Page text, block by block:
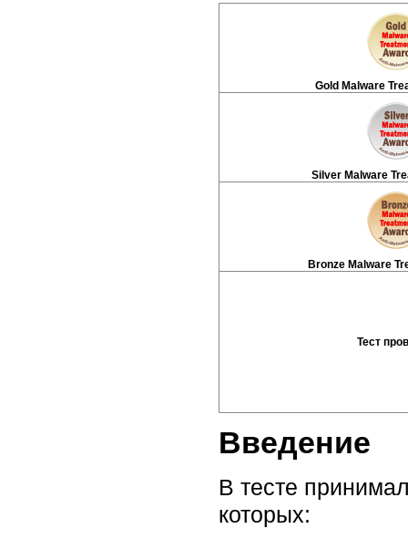
Gold Malware
Silver Malware
Bronze Malware
Тест
Введение
В тесте
которых: